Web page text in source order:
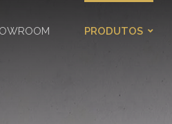
PRODUTOS